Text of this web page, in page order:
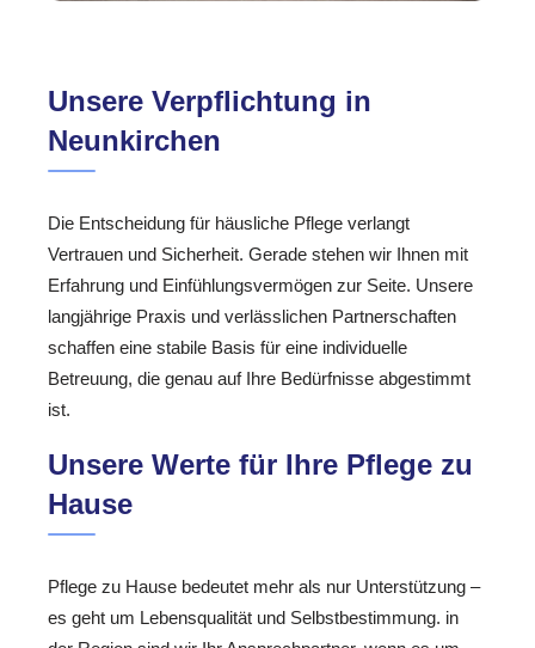
Unsere Verpflichtung in
Neunkirchen
Die Entscheidung für häusliche Pflege verlangt
Vertrauen und Sicherheit. Gerade stehen wir Ihnen mit
Erfahrung und Einfühlungsvermögen zur Seite. Unsere
langjährige Praxis und verlässlichen Partnerschaften
schaffen eine stabile Basis für eine individuelle
Betreuung, die genau auf Ihre Bedürfnisse abgestimmt
ist.
Unsere Werte für Ihre Pflege zu
Hause
Pflege zu Hause bedeutet mehr als nur Unterstützung –
es geht um Lebensqualität und Selbstbestimmung. in